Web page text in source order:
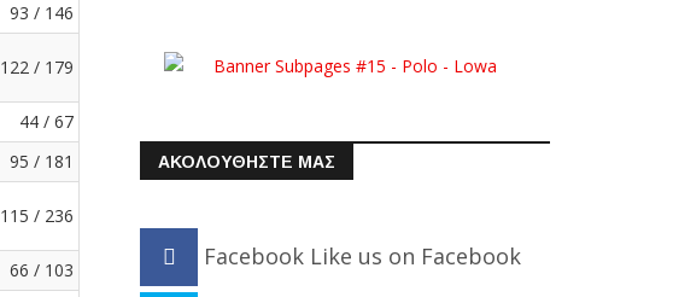
93 / 146
122 / 179
44 / 67
95 / 181
115 / 236
66 / 103
ΑΚΟΛΟΥΘΗΣΤΕ ΜΑΣ
Facebook Like us on Facebook